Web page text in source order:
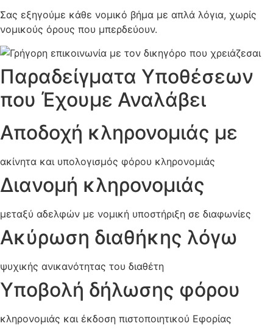
Σας εξηγούμε κάθε νομικό βήμα με απλά λόγια, χωρίς
νομικούς όρους που μπερδεύουν.
Παραδείγματα Υποθέσεων
που Έχουμε Αναλάβει
Αποδοχή κληρονομιάς με
ακίνητα και υπολογισμός φόρου κληρονομιάς
Διανομή κληρονομιάς
μεταξύ αδελφών με νομική υποστήριξη σε διαφωνίες
Ακύρωση διαθήκης λόγω
ψυχικής ανικανότητας του διαθέτη
Υποβολή δήλωσης φόρου
κληρονομιάς και έκδοση πιστοποιητικού Εφορίας